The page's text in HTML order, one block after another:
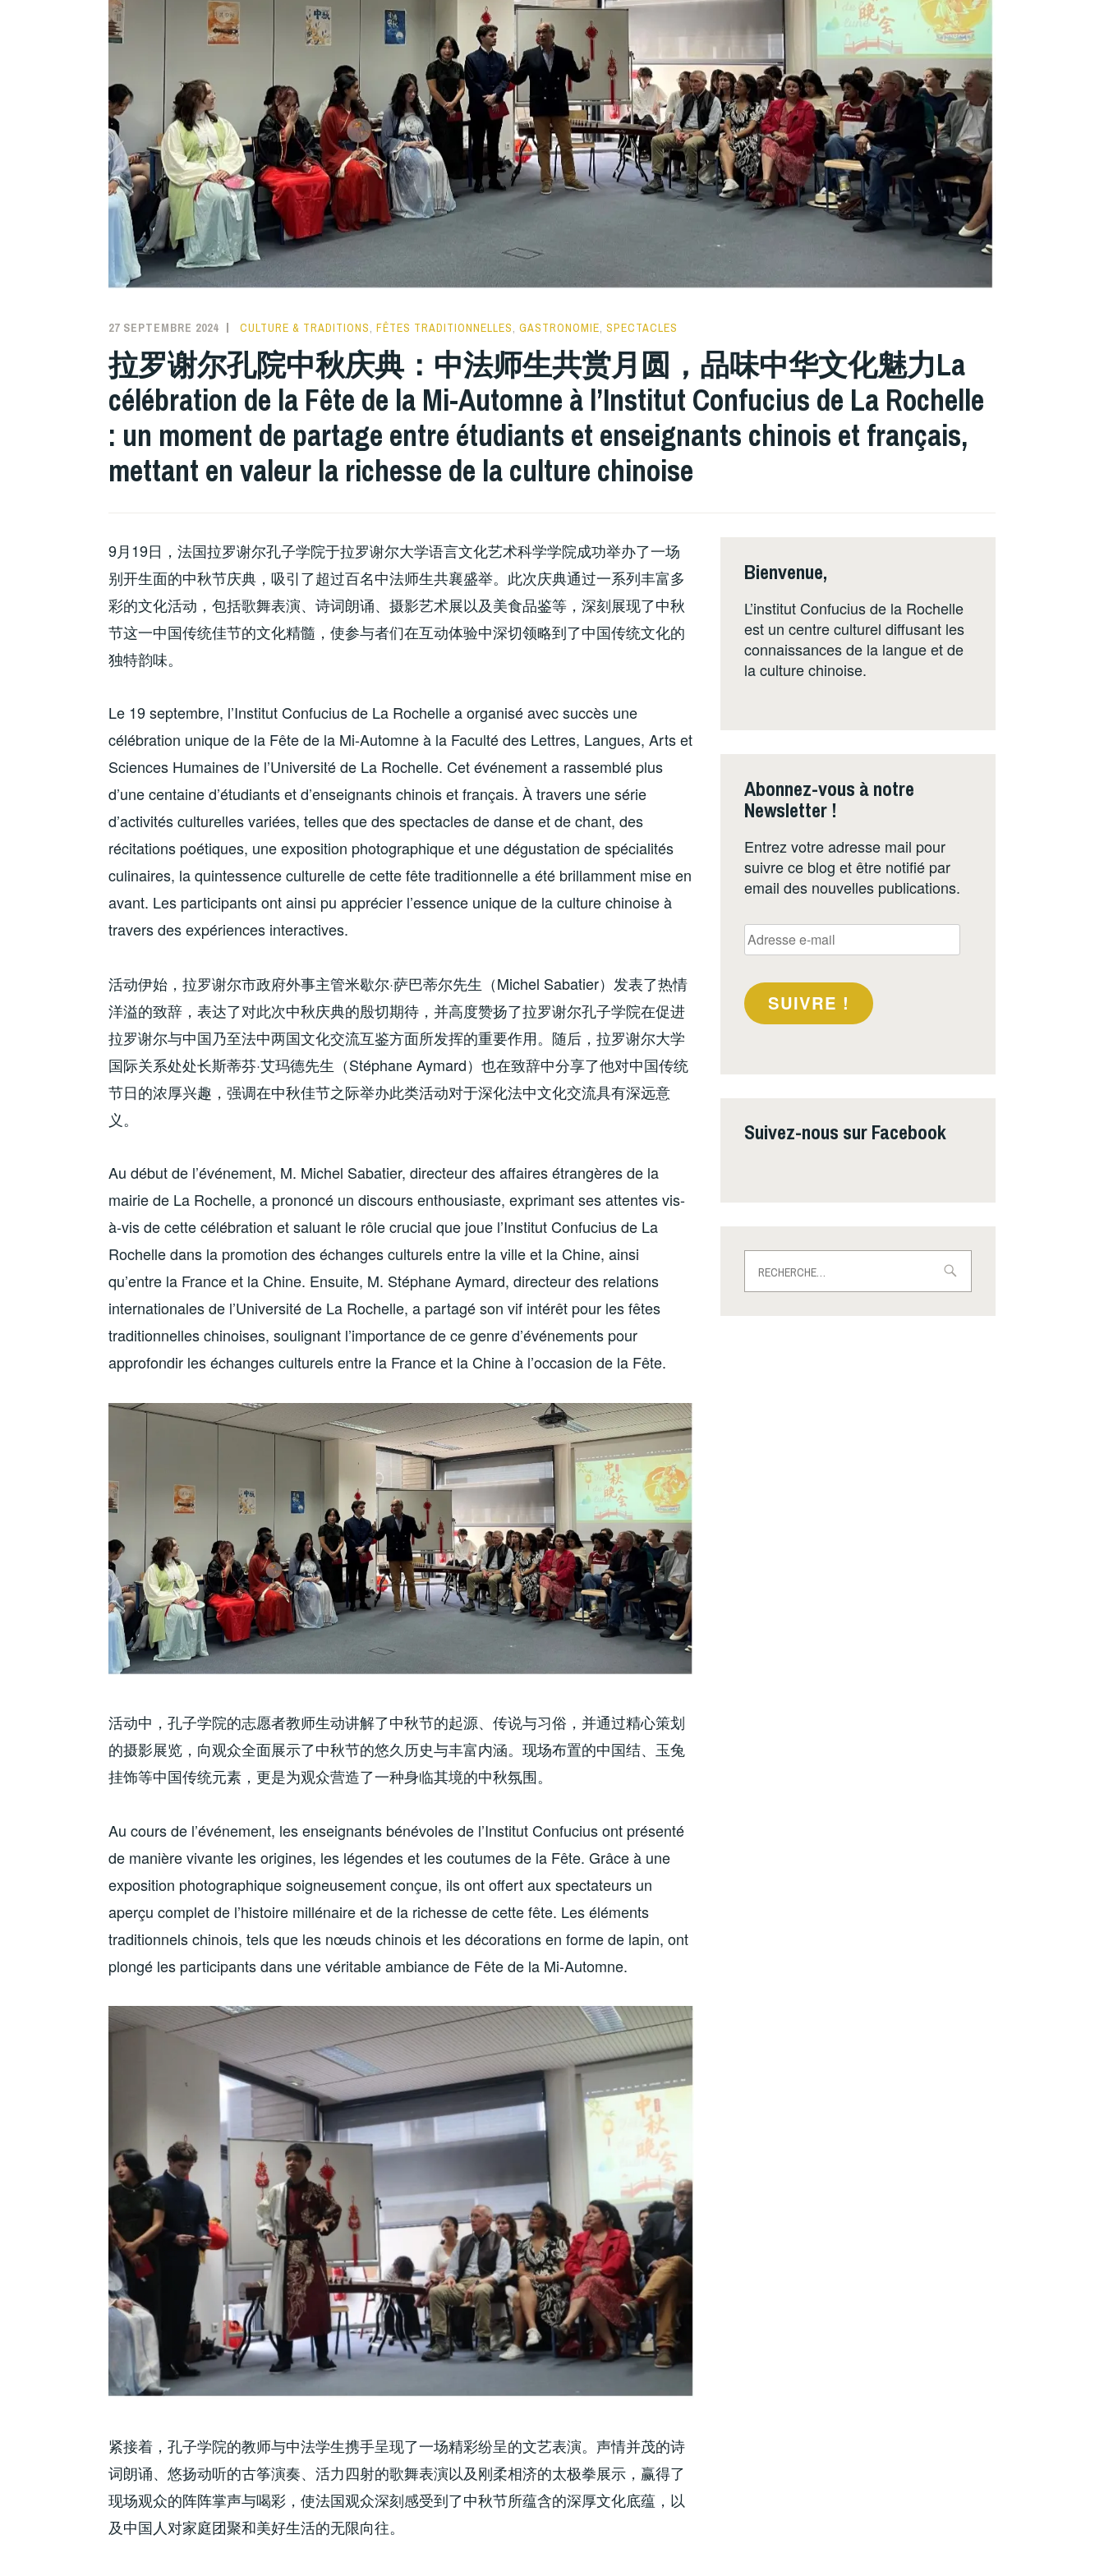
27 SEPTEMBRE 2024 INSTITUTCONFUCIUSLAROCHELLE
CULTURE & TRADITIONS, FÊTES TRADITIONNELLES, GASTRONOMIE, SPECTACLES
拉罗谢尔孔院中秋庆典：中法师生共赏月圆，品味中华文化魅力La
célébration de la Fête de la Mi-Automne à l’Institut Confucius de La Rochelle
: un moment de partage entre étudiants et enseignants chinois et français,
mettant en valeur la richesse de la culture chinoise
9月19日，法国拉罗谢尔孔子学院于拉罗谢尔大学语言文化艺术科学学院成功举办了一场
别开生面的中秋节庆典，吸引了超过百名中法师生共襄盛举。此次庆典通过一系列丰富多
彩的文化活动，包括歌舞表演、诗词朗诵、摄影艺术展以及美食品鉴等，深刻展现了中秋
节这一中国传统佳节的文化精髓，使参与者们在互动体验中深切领略到了中国传统文化的
独特韵味。
Le 19 septembre, l’Institut Confucius de La Rochelle a organisé avec succès une
célébration unique de la Fête de la Mi-Automne à la Faculté des Lettres, Langues, Arts et
Sciences Humaines de l’Université de La Rochelle. Cet événement a rassemblé plus
d’une centaine d’étudiants et d’enseignants chinois et français. À travers une série
d’activités culturelles variées, telles que des spectacles de danse et de chant, des
récitations poétiques, une exposition photographique et une dégustation de spécialités
culinaires, la quintessence culturelle de cette fête traditionnelle a été brillamment mise en
avant. Les participants ont ainsi pu apprécier l’essence unique de la culture chinoise à
travers des expériences interactives.
活动伊始，拉罗谢尔市政府外事主管米歇尔·萨巴蒂尔先生（Michel Sabatier）发表了热情
洋溢的致辞，表达了对此次中秋庆典的殷切期待，并高度赞扬了拉罗谢尔孔子学院在促进
拉罗谢尔与中国乃至法中两国文化交流互鉴方面所发挥的重要作用。随后，拉罗谢尔大学
国际关系处处长斯蒂芬·艾玛德先生（Stéphane Aymard）也在致辞中分享了他对中国传统
节日的浓厚兴趣，强调在中秋佳节之际举办此类活动对于深化法中文化交流具有深远意
义。
Au début de l’événement, M. Michel Sabatier, directeur des affaires étrangères de la
mairie de La Rochelle, a prononcé un discours enthousiaste, exprimant ses attentes vis-
à-vis de cette célébration et saluant le rôle crucial que joue l’Institut Confucius de La
Rochelle dans la promotion des échanges culturels entre la ville et la Chine, ainsi
qu’entre la France et la Chine. Ensuite, M. Stéphane Aymard, directeur des relations
internationales de l’Université de La Rochelle, a partagé son vif intérêt pour les fêtes
traditionnelles chinoises, soulignant l’importance de ce genre d’événements pour
approfondir les échanges culturels entre la France et la Chine à l’occasion de la Fête.
活动中，孔子学院的志愿者教师生动讲解了中秋节的起源、传说与习俗，并通过精心策划
的摄影展览，向观众全面展示了中秋节的悠久历史与丰富内涵。现场布置的中国结、玉兔
挂饰等中国传统元素，更是为观众营造了一种身临其境的中秋氛围。
Au cours de l’événement, les enseignants bénévoles de l’Institut Confucius ont présenté
de manière vivante les origines, les légendes et les coutumes de la Fête. Grâce à une
exposition photographique soigneusement conçue, ils ont offert aux spectateurs un
aperçu complet de l’histoire millénaire et de la richesse de cette fête. Les éléments
traditionnels chinois, tels que les nœuds chinois et les décorations en forme de lapin, ont
plongé les participants dans une véritable ambiance de Fête de la Mi-Automne.
紧接着，孔子学院的教师与中法学生携手呈现了一场精彩纷呈的文艺表演。声情并茂的诗
词朗诵、悠扬动听的古筝演奏、活力四射的歌舞表演以及刚柔相济的太极拳展示，赢得了
现场观众的阵阵掌声与喝彩，使法国观众深刻感受到了中秋节所蕴含的深厚文化底蕴，以
及中国人对家庭团聚和美好生活的无限向往。
Bienvenue,
L’institut Confucius de la Rochelle
est un centre culturel diffusant les
connaissances de la langue et de
la culture chinoise.
Abonnez-vous à notre
Newsletter !
Entrez votre adresse mail pour
suivre ce blog et être notifié par
email des nouvelles publications.
Adresse
e-
SUIVRE !
Suivez-nous sur Facebook